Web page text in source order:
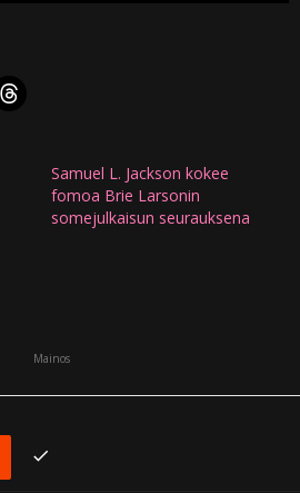
Samuel L. Jackson kokee
fomoa Brie Larsonin
somejulkaisun seurauksena
Mainos